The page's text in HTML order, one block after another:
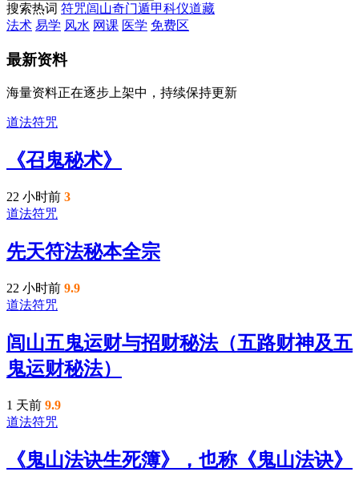
搜索热词 符咒闾山奇门遁甲科仪道藏
法术 易学 风水 网课 医学 免费区
最新资料
海量资料正在逐步上架中，持续保持更新
道法符咒
《召鬼秘术》
22 小时前 3
道法符咒
先天符法秘本全宗
22 小时前 9.9
道法符咒
闾山五鬼运财与招财秘法（五路财神及五
鬼运财秘法）
1 天前 9.9
道法符咒
《鬼山法诀生死簿》，也称《鬼山法诀》